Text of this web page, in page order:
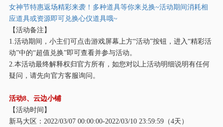
女神节特惠返场精彩来袭！多种道具等你来兑换~活动期间消耗相
应道具或资源即可兑换心仪道具哦~
【活动备注】
1.活动期间，小主们可点击游戏屏幕上方“活动”按钮，进入“精彩活
动”中的“超值兑换”即可查看并参与活动。
2.本活动最终解释权归官方所有，如您对以上活动明细说明有任何
疑问，请先向官方客服询问。
活动8、云边小铺
【活动时间】
新马大区： 2022/03/07 00:00:00-2022/03/10 23:59:59（4天）